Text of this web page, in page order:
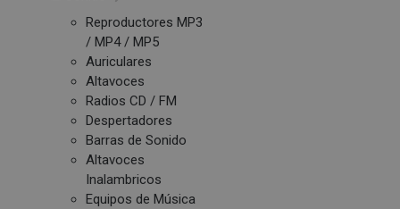
Reproductores MP3
/ MP4 / MP5
Auriculares
Altavoces
Radios CD / FM
Despertadores
Barras de Sonido
Altavoces
Inalambricos
Equipos de Música